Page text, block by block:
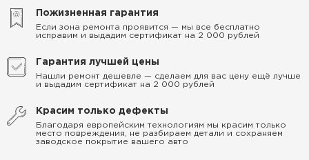
Пожизненная гарантия
Если зона ремонта проявится — мы все бесплатно
исправим и выдадим сертификат на 2 000 рублей
Гарантия лучшей цены
Нашли ремонт дешевле — сделаем для вас цену ещё лучше
и выдадим сертификат на 2 000 рублей
Красим только дефекты
Благодаря европейским технологиям мы красим только
место повреждения, не разбираем детали и сохраняем
заводское покрытие вашего авто